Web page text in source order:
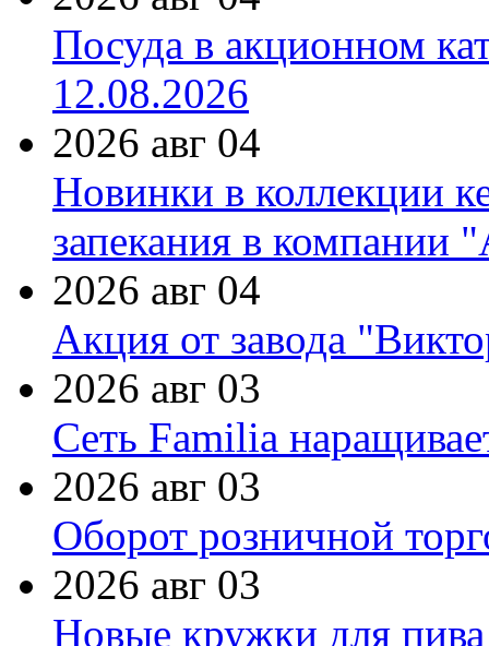
Посуда в акционном
12.08.2026
2026 авг 04
Новинки в коллекции
запекания в компании
2026 авг 04
Акция от завода
2026 авг 03
Сеть Familia
2026 авг 03
Оборот розничной
2026 авг 03
Новые кружки для